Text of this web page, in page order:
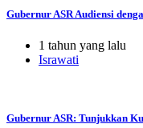
Gubernur ASR Audiensi
1 tahun yang lalu
Israwati
Gubernur ASR: Tunjukkan